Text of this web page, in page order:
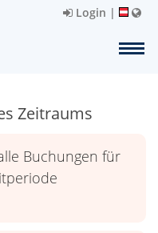
Login |
Zeitraums
Buchungen für